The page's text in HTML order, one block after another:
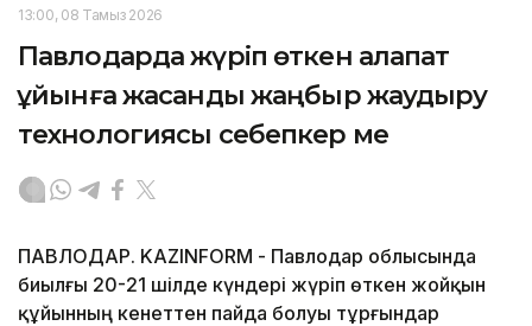
13:00, 08 Тамыз 2026
Павлодарда жүріп өткен алапат
құйынға жасанды жаңбыр жаудыру
технологиясы себепкер ме
ПАВЛОДАР. KAZINFORM - Павлодар облысында
биылғы 20-21 шілде күндері жүріп өткен жойқын
құйынның кенеттен пайда болуы тұрғындар